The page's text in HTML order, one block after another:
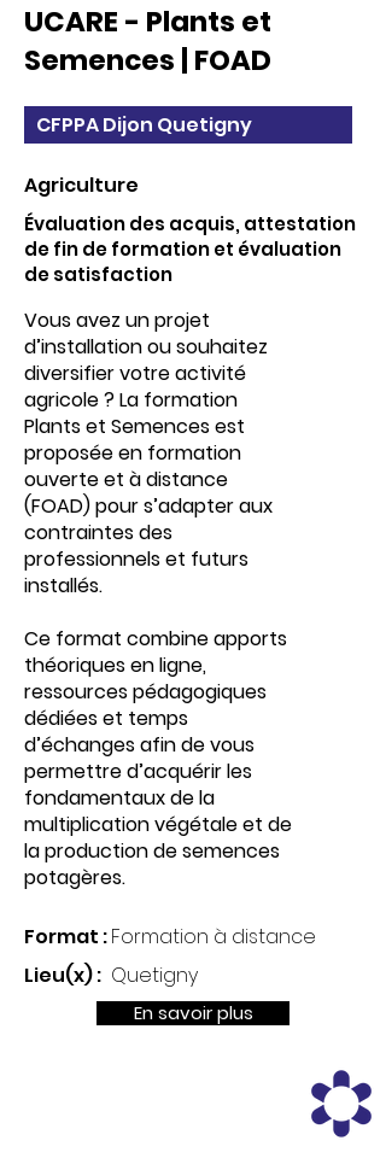
UCARE - Plants et
Semences | FOAD
CFPPA Dijon Quetigny
Agriculture
Évaluation des acquis, attestation
de fin de formation et évaluation
de satisfaction
Vous avez un projet
d’installation ou souhaitez
diversifier votre activité
agricole ? La formation
Plants et Semences est
proposée en formation
ouverte et à distance
(FOAD) pour s’adapter aux
contraintes des
professionnels et futurs
installés.
Ce format combine apports
théoriques en ligne,
ressources pédagogiques
dédiées et temps
d’échanges afin de vous
permettre d’acquérir les
fondamentaux de la
multiplication végétale et de
la production de semences
potagères.
Format :Formation à distance
Lieu(x) : Quetigny
En savoir plus